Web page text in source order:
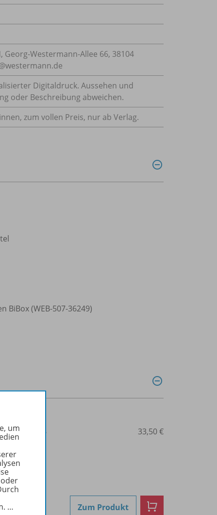
Westermann-Allee 66, 38104
Digitaldruck. Aussehen und
oder Beschreibung abweichen.
zum vollen Preis, nur ab Verlag.
(WEB-507-36249)
507-36237-6 33,50 €
Zum Produkt
um
…